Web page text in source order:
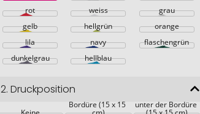
rot
weiss
grau
gelb
hellgrün
orange
lila
navy
flaschengrün
dunkelgrau
hellblau
2.Druckposition
Bordüre (15 x 15 unter der Bordüre